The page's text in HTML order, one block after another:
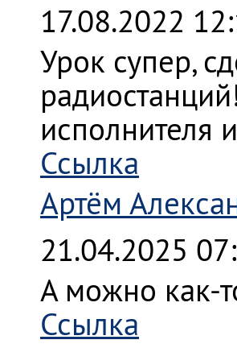
17.08.2022
Урок супер,
исполнителя
Ссылка
Артём
21.04.2025
А можно как-
Ссылка